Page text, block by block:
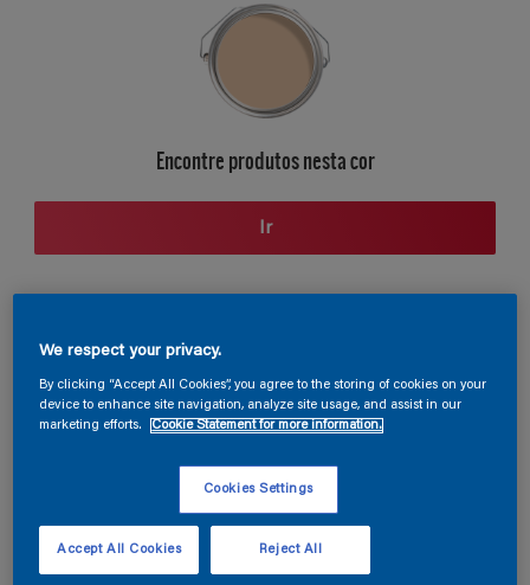
Encontre produtos nesta cor
Ir
Seção de cores
We respect your privacy.
By clicking “Accept All Cookies”, you agree to the storing of cookies on your
device to enhance site navigation, analyze site usage, and assist in our
marketing efforts.
Cookie Statement for more information.
Cookies Settings
Reject All
Accept All Cookies